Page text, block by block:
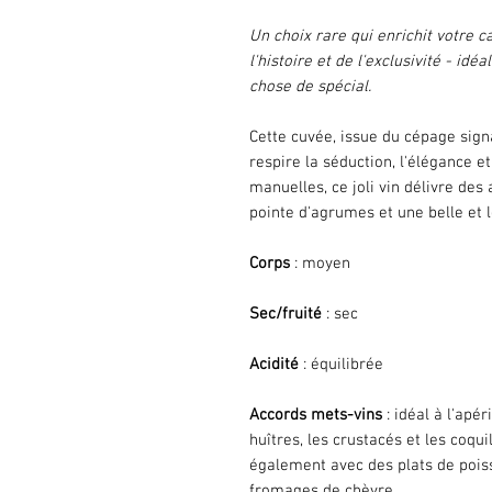
Un choix rare qui enrichit votre
l'histoire et de l'exclusivité -
chose de spécial.
Cette cuvée, issue du cépage
respire la séduction, l'élégance
manuelles, ce joli vin délivre des
pointe d'agrumes et une belle et
Corps : moyen
Sec/fruité : sec
Acidité : équilibrée
Accords mets-vins : idéal à
huîtres, les crustacés et les
également avec des plats de